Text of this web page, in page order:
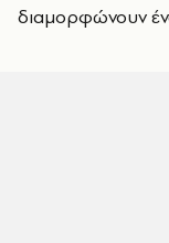
διαμορφώνουν